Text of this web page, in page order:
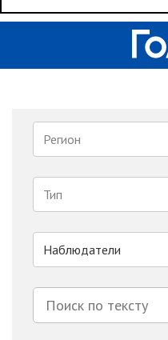
Регион
Тип
Наблюдатели